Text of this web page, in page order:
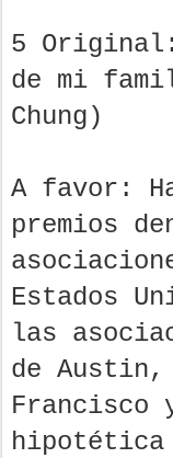
5
de mi
Chung)
A favor:
premios
Estados
las
de
Francisco